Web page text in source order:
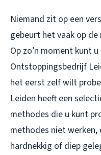
Niemand zit op een
gebeurt het vaak op
Op zo’n moment kunt
Ontstoppingsbedrijf
het eerst zelf wilt
Leiden heeft een
methodes die u kunt
methodes niet
hardnekkig of diep